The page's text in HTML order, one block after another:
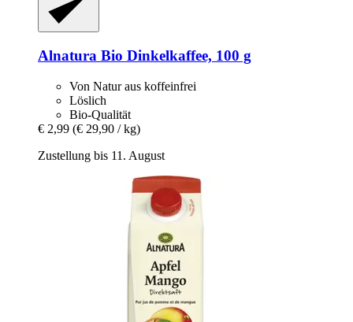
Alnatura Bio Dinkelkaffee, 100 g
Von Natur aus koffeinfrei
Löslich
Bio-Qualität
€ 2,99 (€ 29,90 / kg)
Zustellung bis 11. August